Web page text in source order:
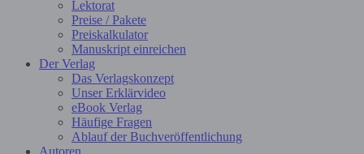
Lektorat
Preise / Pakete
Preiskalkulator
Manuskript einreichen
Der Verlag
Das Verlagskonzept
Unser Erklärvideo
eBook Verlag
Häufige Fragen
Ablauf der Buchveröffentlichung
Autoren